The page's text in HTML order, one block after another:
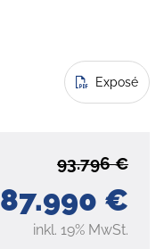
Exposé
87.990 €
93.796 €
inkl. 19% MwSt.